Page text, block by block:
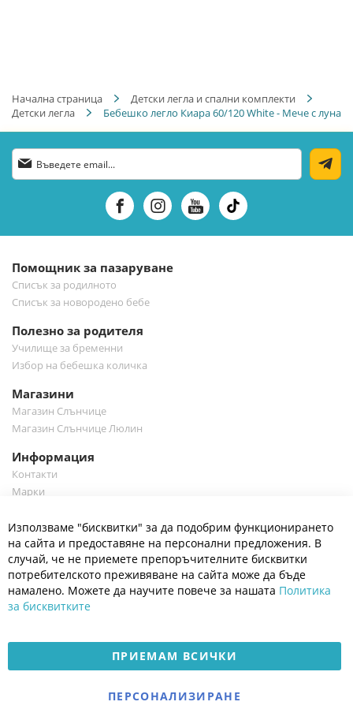
Начална страница
Детски легла и спални комплекти
Детски легла
Бебешко легло Киара 60/120 White - Мече с луна
Абонирай
се
бюлетин:
Помощник за пазаруване
Списък за родилното
Списък за новородено бебе
Полезно за родителя
Училище за бременни
Избор на бебешка количка
Магазини
Магазин Слънчице
Магазин Слънчице Люлин
Информация
Контакти
Марки
Полезно
Общи условия
Политика за поверителност
Платформа за OPC
Доставка и плащане
Електронен магазин
разработен и поддържан
Използваме "бисквитки" за да подобрим функционирането
на сайта и предоставяне на персонални предложения. В
случай, че не приемете препоръчителните бисквитки
потребителското преживяване на сайта може да бъде
намалено. Можете да научите повече за нашата Политика
за бисквитките
ПРИЕМАМ ВСИЧКИ
ПЕРСОНАЛИЗИРАНЕ